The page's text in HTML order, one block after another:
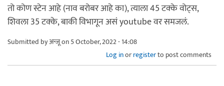
तो कोण स्टेन आहे (नाव बरोबर आहे का), त्याला 45 टक्के वोट्स,
शिवला 35 टक्के, बाकी विभागून असं youtube वर समजलं.
Submitted byअन्जूon 5 October, 2022 - 14:08
Log inorregisterto post comments